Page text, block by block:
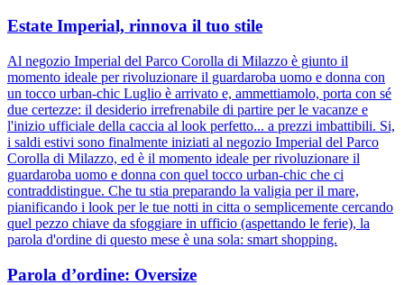
Estate Imperial, rinnova il tuo stile
Al negozio Imperial del Parco Corolla di Milazzo è giunto il
momento ideale per rivoluzionare il guardaroba uomo e donna con
un tocco urban-chic Luglio è arrivato e, ammettiamolo, porta con sé
due certezze: il desiderio irrefrenabile di partire per le vacanze e
l'inizio ufficiale della caccia al look perfetto... a prezzi imbattibili. Si,
i saldi estivi sono finalmente iniziati al negozio Imperial del Parco
Corolla di Milazzo, ed è il momento ideale per rivoluzionare il
guardaroba uomo e donna con quel tocco urban-chic che ci
contraddistingue. Che tu stia preparando la valigia per il mare,
pianificando i look per le tue notti in citta o semplicemente cercando
quel pezzo chiave da sfoggiare in ufficio (aspettando le ferie), la
parola d'ordine di questo mese è una sola: smart shopping.
Parola d’ordine: Oversize